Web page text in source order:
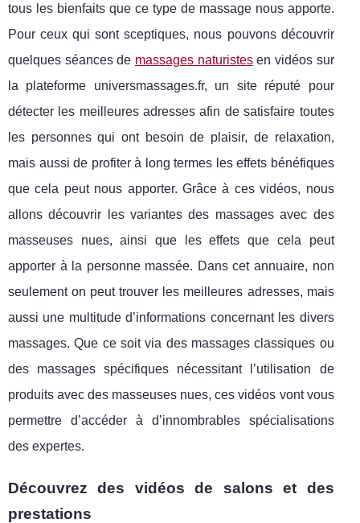
tous les bienfaits que ce type de massage nous apporte.
Pour ceux qui sont sceptiques, nous pouvons découvrir
quelques séances de massages naturistesen vidéos sur
la plateforme universmassages.fr, un site réputé pour
détecter les meilleures adresses afin de satisfaire toutes
les personnes qui ont besoin de plaisir, de relaxation,
mais aussi de profiter à long termes les effets bénéfiques
que cela peut nous apporter. Grâce à ces vidéos, nous
allons découvrir les variantes des massages avec des
masseuses nues, ainsi que les effets que cela peut
apporter à la personne massée. Dans cet annuaire, non
seulement on peut trouver les meilleures adresses, mais
aussi une multitude d’informations concernant les divers
massages. Que ce soit via des massages classiques ou
des massages spécifiques nécessitant l’utilisation de
produits avec des masseuses nues, ces vidéos vont vous
permettre d’accéder à d’innombrables spécialisations
des expertes.
Découvrez des vidéos de salons et des
prestations